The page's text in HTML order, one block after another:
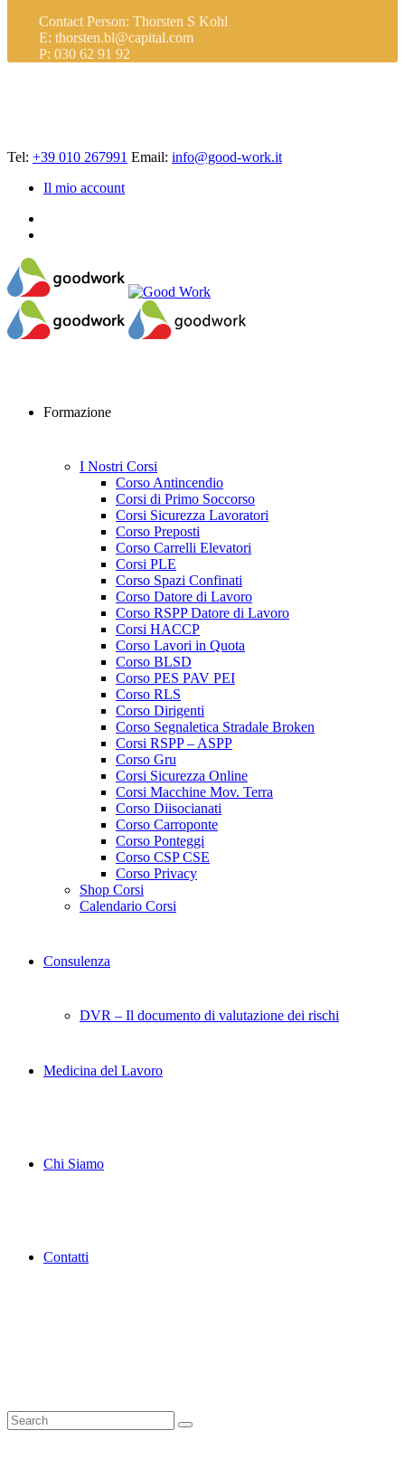
Contact Person: Thorsten S Kohl
E: thorsten.bl@capital.com
P: 030 62 91 92
Tel: +39 010 267991 Email: info@good-work.it
Il mio account
Formazione
I Nostri Corsi
Corso Antincendio
Corsi di Primo Soccorso
Corsi Sicurezza Lavoratori
Corso Preposti
Corso Carrelli Elevatori
Corsi PLE
Corso Spazi Confinati
Corso Datore di Lavoro
Corso RSPP Datore di Lavoro
Corsi HACCP
Corso Lavori in Quota
Corso BLSD
Corso PES PAV PEI
Corso RLS
Corso Dirigenti
Corso Segnaletica Stradale Broken
Corsi RSPP – ASPP
Corso Gru
Corsi Sicurezza Online
Corsi Macchine Mov. Terra
Corso Diisocianati
Corso Carroponte
Corso Ponteggi
Corso CSP CSE
Corso Privacy
Shop Corsi
Calendario Corsi
Consulenza
DVR – Il documento di valutazione dei rischi
Medicina del Lavoro
Chi Siamo
Contatti